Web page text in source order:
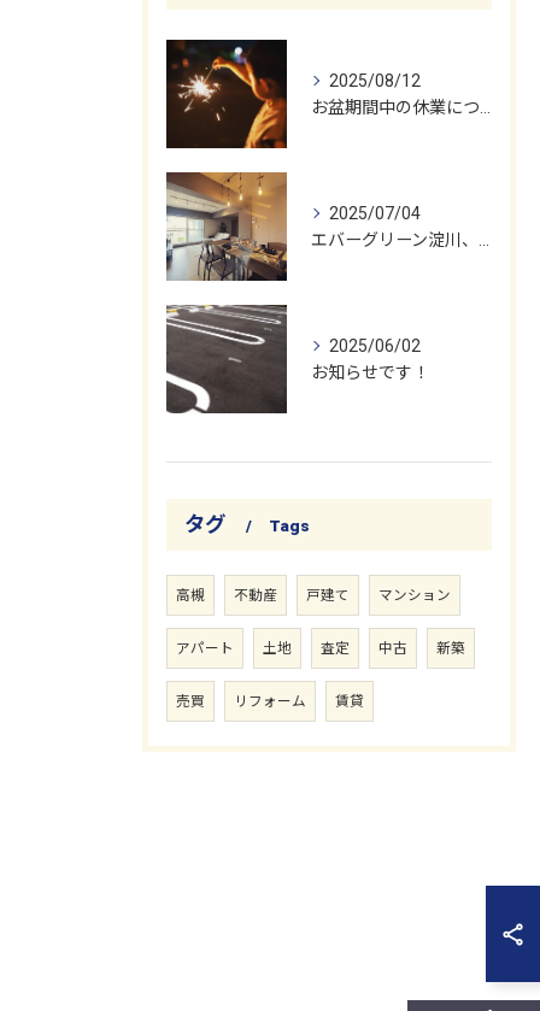
2025/08/12
2025/07/04
2025/06/02
お知らせです！
タグ Tags
高槻 不動産 戸建て マンション
アパート 土地 査定 中古 新築
売買 リフォーム 賃貸